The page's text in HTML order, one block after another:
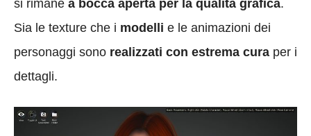
si rimane a bocca aperta per la qualità grafica.
Sia le texture che i modelli e le animazioni dei
personaggi sono realizzati con estrema cura per i
dettagli.